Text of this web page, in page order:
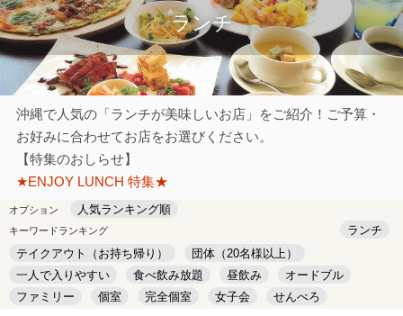
ランチ
沖縄で人気の「ランチが美味しいお店」をご紹介！ご予算・
お好みに合わせてお店をお選びください。
【特集のおしらせ】
★ENJOY LUNCH 特集★
オプション 人気ランキング順
キーワードランキング
ランチ
テイクアウト（お持ち帰り）
団体（20名様以上）
一人で入りやすい
食べ飲み放題 昼飲み
オードブル
ファミリー
個室 完全個室 女子会
せんべろ